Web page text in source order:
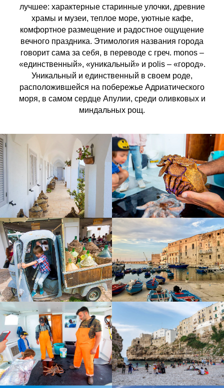
лучшее: характерные старинные улочки, древние
храмы и музеи, теплое море, уютные кафе,
комфортное размещение и радостное ощущение
вечного праздника. Этимология названия города
говорит сама за себя, в переводе с греч. monos –
«единственный», «уникальный» и polis – «город».
Уникальный и единственный в своем роде,
расположившейся на побережье Адриатического
моря, в самом сердце Апулии, среди оливковых и
миндальных рощ.